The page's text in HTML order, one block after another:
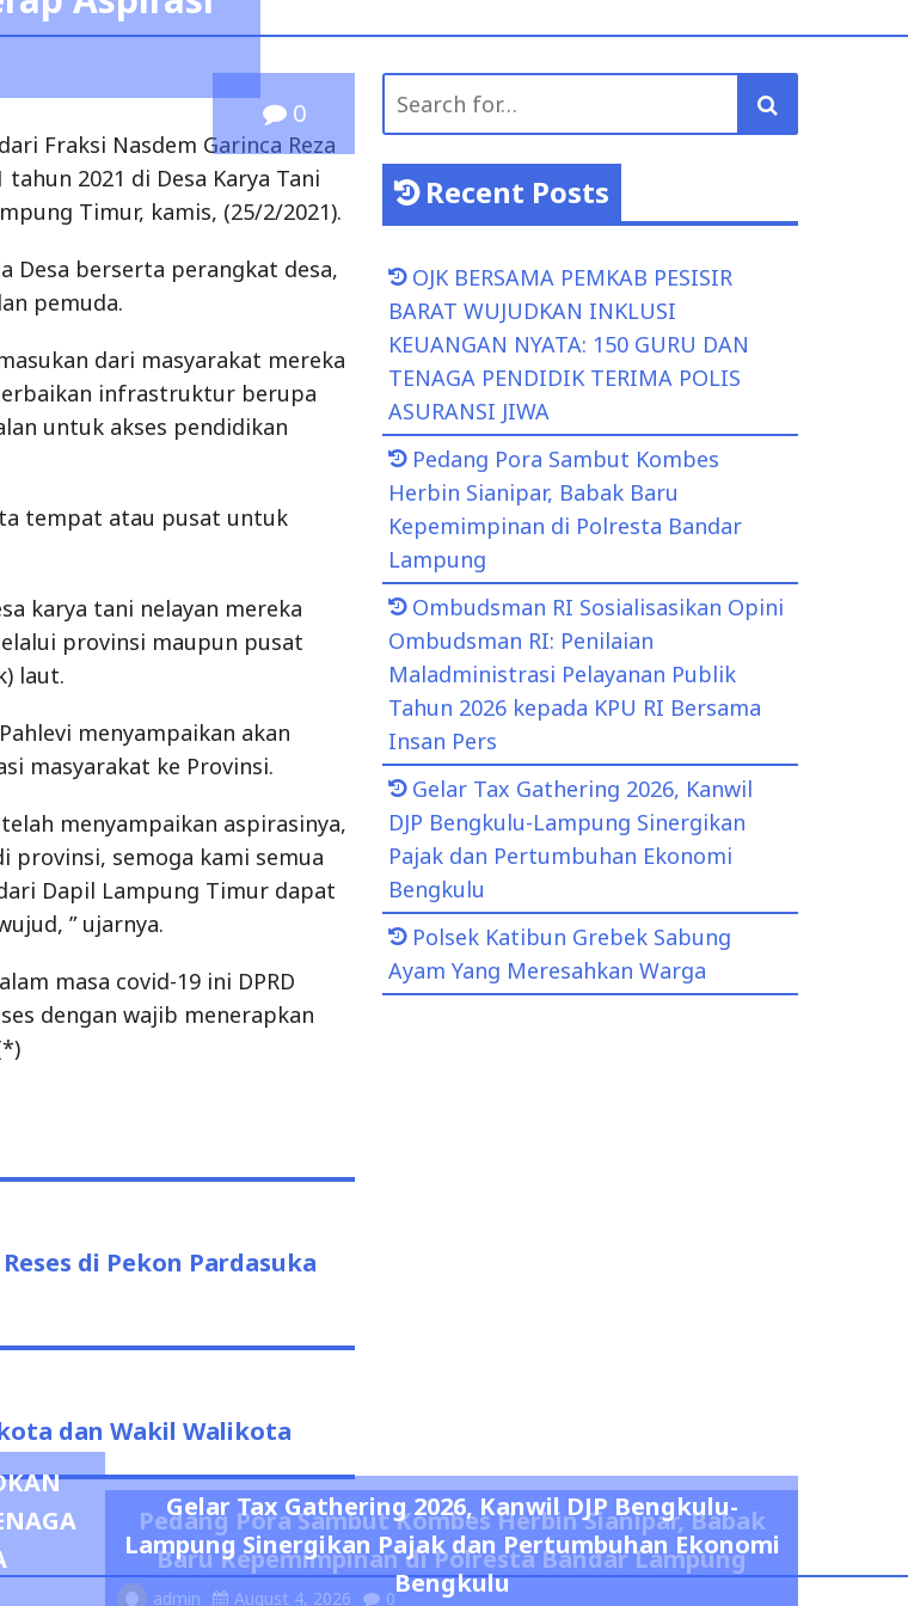
0
Fraksi Nasdem Garinca Reza
tahun 2021 di Desa Karya Tani
Timur, kamis, (25/2/2021).
Desa berserta perangkat desa,
pemuda.
dari masyarakat mereka
infrastruktur berupa
untuk akses pendidikan
tempat atau pusat untuk
karya tani nelayan mereka
provinsi maupun pusat
laut.
menyampaikan akan
masyarakat ke Provinsi.
menyampaikan aspirasinya,
provinsi, semoga kami semua
Dapil Lampung Timur dapat
” ujarnya.
masa covid-19 ini DPRD
dengan wajib menerapkan
di Pekon Pardasuka
dan Wakil Walikota
Search
Recent Posts
OJK BERSAMA PEMKAB PESISIR
BARAT WUJUDKAN INKLUSI
KEUANGAN NYATA: 150 GURU DAN
TENAGA PENDIDIK TERIMA POLIS
ASURANSI JIWA
Pedang Pora Sambut Kombes
Herbin Sianipar, Babak Baru
Kepemimpinan di Polresta Bandar
Lampung
Ombudsman RI Sosialisasikan Opini
Ombudsman RI: Penilaian
Maladministrasi Pelayanan Publik
Tahun 2026 kepada KPU RI Bersama
Insan Pers
Gelar Tax Gathering 2026, Kanwil
DJP Bengkulu-Lampung Sinergikan
Pajak dan Pertumbuhan Ekonomi
Bengkulu
Polsek Katibun Grebek Sabung
Ayam Yang Meresahkan Warga
Pedang Pora Sambut Kombes Herbin Sianipar, Babak
Baru Kepemimpinan di Polresta Bandar Lampung
admin August 4, 2026 0
Gelar Tax Gathering 2026, Kanwil DJP Bengkulu-
Lampung Sinergikan Pajak dan Pertumbuhan Ekonomi
Bengkulu